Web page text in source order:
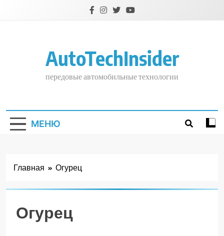
AutoTechInsider
передовые автомобильные технологии
МЕНЮ
Главная Огурец
Огурец